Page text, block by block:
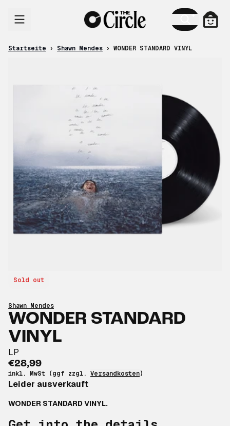
Startseite › Shawn Mendes › WONDER STANDARD VINYL
Shawn Mendes
WONDER STANDARD
VINYL
LP
€28,99
inkl. MwSt (ggf zzgl. Versandkosten)
Leider ausverkauft
WONDER STANDARD VINYL.
Sold out